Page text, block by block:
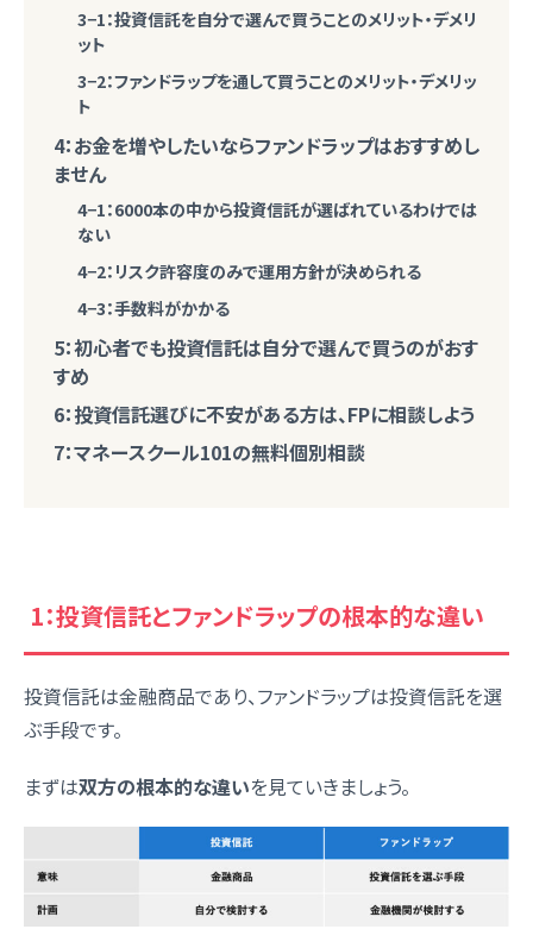
3−1：投資信託を自分で選んで買うことのメリット・デメリ
ット
3−2：ファンドラップを通して買うことのメリット・デメリッ
ト
4：お金を増やしたいならファンドラップはおすすめし
ません
4−1：6000本の中から投資信託が選ばれているわけでは
ない
4−2：リスク許容度のみで運用方針が決められる
4−3：手数料がかかる
5：初心者でも投資信託は自分で選んで買うのがおす
すめ
6：投資信託選びに不安がある方は、FPに相談しよう
7：マネースクール101の無料個別相談
1：投資信託とファンドラップの根本的な違い
投資信託は金融商品であり、ファンドラップは投資信託を選
ぶ手段です。
まずは双方の根本的な違いを見ていきましょう。